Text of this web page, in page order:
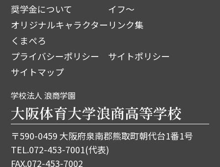
奨学金について
イフ～
オリジナルキャラクター
くまぺろ
リンク集
プライバシーポリシー
サイトポリシー
サイトマップ
学校法人 浪商学園
大阪体育大学浪商高等学校
〒590-0459 大阪府泉南郡熊取町朝代台1番1号
TEL.072-453-7001(代表)
FAX.072-453-7002